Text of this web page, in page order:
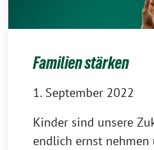
Familien stärken
1. September 2022
Kinder sind unsere
endlich ernst